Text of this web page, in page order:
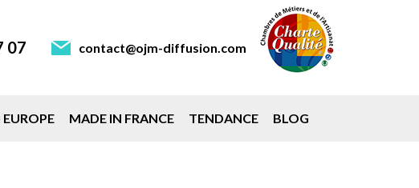
07 contact@ojm-diffusion.com
MADE IN FRANCE TENDANCE BLOG